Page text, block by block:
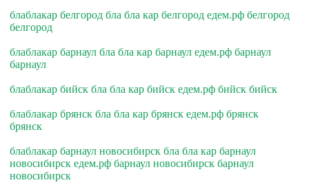
блаблакар белгород бла бла кар белгород едем.рф белгород
белгород
блаблакар барнаул бла бла кар барнаул едем.рф барнаул
барнаул
блаблакар бийск бла бла кар бийск едем.рф бийск бийск
блаблакар брянск бла бла кар брянск едем.рф брянск
брянск
блаблакар барнаул новосибирск бла бла кар барнаул
новосибирск едем.рф барнаул новосибирск барнаул
новосибирск